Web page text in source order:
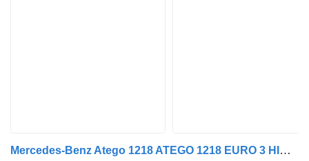
Mercedes-Benz Atego 1218 ATEGO 1218 EURO 3 HIAB 102.3 HOLLAND TRUCK